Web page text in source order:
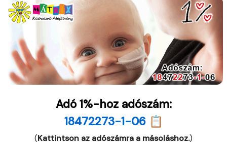
Adó 1%-hoz adószám:
18472273-1-06 📋
(Kattintson az adószámra a másoláshoz.)